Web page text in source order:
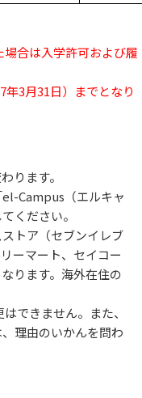
合は入学許可および履
3月31日）までとなり
ります。
Campus（エルキャ
ください。
トア（セブンイレブ
ーマート、セイコー
ります。海外在住の
できません。また、
理由のいかんを問わ